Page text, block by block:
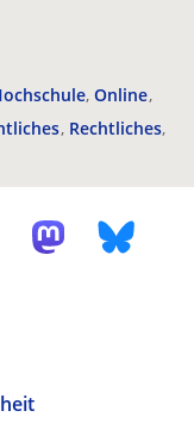
Online
Rechtliches